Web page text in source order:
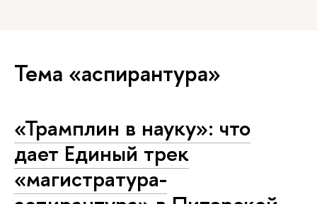
Тема «аспирантура»
«Трамплин в науку»: что
дает Единый трек
«магистратура-